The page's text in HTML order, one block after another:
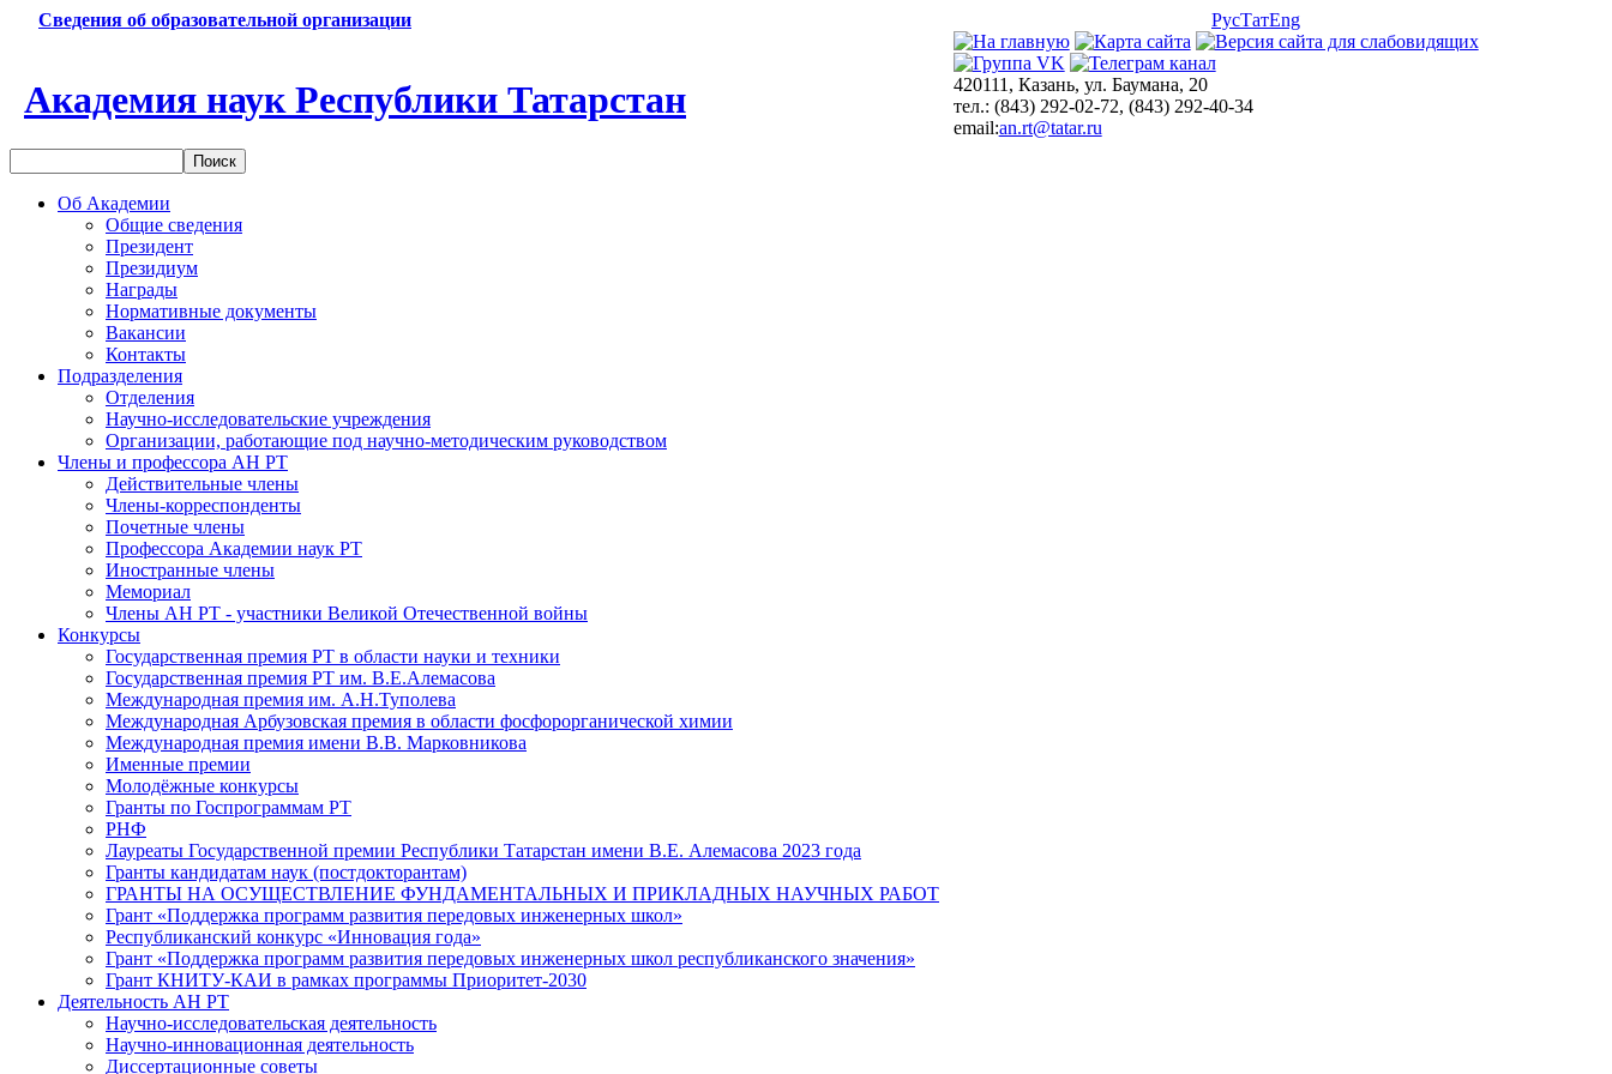
Сведения об образовательной организации РусТатEng
Академия наук Республики Татарстан
420111, Казань, ул. Баумана, 20
тел.: (843) 292-02-72, (843) 292-40-34
email:an.rt@tatar.ru
Об Академии
Общие сведения
Президент
Президиум
Награды
Нормативные документы
Вакансии
Контакты
Подразделения
Отделения
Научно-исследовательские учреждения
Организации, работающие под научно-методическим руководством
Члены и профессора АН РТ
Действительные члены
Члены-корреспонденты
Почетные члены
Профессора Академии наук РТ
Иностранные члены
Мемориал
Члены АН РТ - участники Великой Отечественной войны
Конкурсы
Государственная премия РТ в области науки и техники
Государственная премия РТ им. В.Е.Алемасова
Международная премия им. А.Н.Туполева
Международная Арбузовская премия в области фосфорорганической химии
Международная премия имени В.В. Марковникова
Именные премии
Молодёжные конкурсы
Гранты по Госпрограммам РТ
РНФ
Лауреаты Государственной премии Республики Татарстан имени В.Е. Алемасова 2023 года
Гранты кандидатам наук (постдокторантам)
ГРАНТЫ НА ОСУЩЕСТВЛЕНИЕ ФУНДАМЕНТАЛЬНЫХ И ПРИКЛАДНЫХ НАУЧНЫХ РАБОТ
Грант «Поддержка программ развития передовых инженерных школ»
Республиканский конкурс «Инновация года»
Грант «Поддержка программ развития передовых инженерных школ республиканского значения»
Грант КНИТУ-КАИ в рамках программы Приоритет-2030
Деятельность АН РТ
Научно-исследовательская деятельность
Научно-инновационная деятельность
Диссертационные советы